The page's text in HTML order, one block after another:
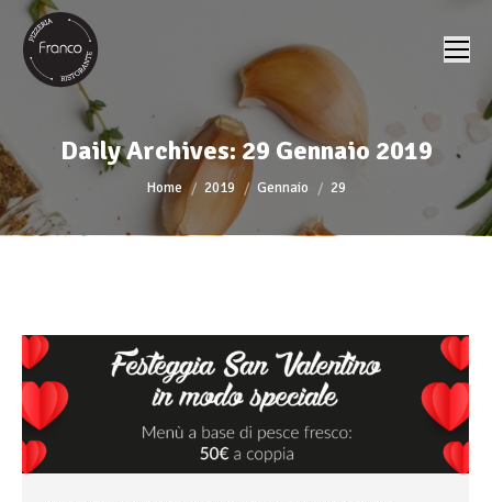
Daily Archives: 29 Gennaio 2019
You are here:
Home 2019 Gennaio 29